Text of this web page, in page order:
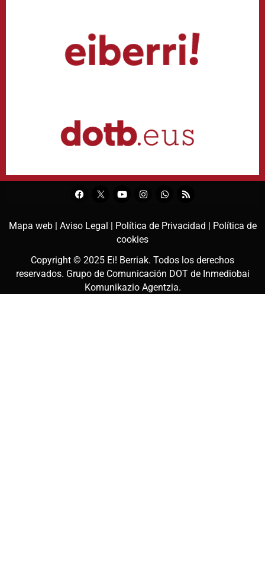
Mapa web | Aviso Legal | Política de Privacidad |
Política de
cookies
Copyright © 2025 Ei! Berriak. Todos los derechos
reservados. Grupo de Comunicación DOT de Inmediobai
Komunikazio Agentzia.